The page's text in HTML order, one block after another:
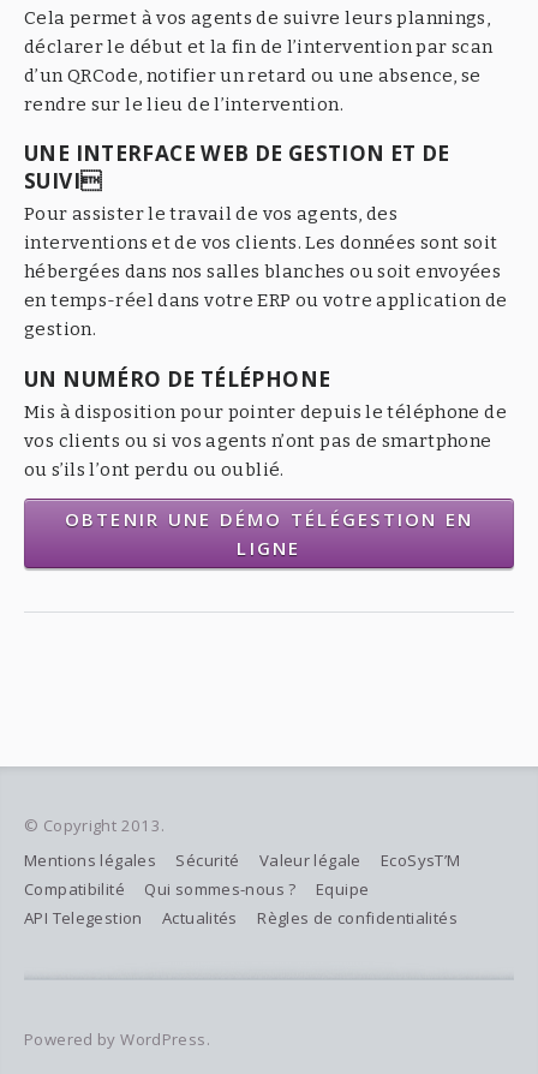
Cela permet à vos agents de suivre leurs plannings,
déclarer le début et la fin de l’intervention par scan
d’un QRCode, notifier un retard ou une absence, se
rendre sur le lieu de l’intervention.
UNE INTERFACE WEB DE GESTION ET DE
SUIVI
Pour assister le travail de vos agents, des
interventions et de vos clients. Les données sont soit
hébergées dans nos salles blanches ou soit envoyées
en temps-réel dans votre ERP ou votre application de
gestion.
UN NUMÉRO DE TÉLÉPHONE
Mis à disposition pour pointer depuis le téléphone de
vos clients ou si vos agents n’ont pas de smartphone
ou s’ils l’ont perdu ou oublié.
OBTENIR UNE DÉMO TÉLÉGESTION EN
LIGNE
© Copyright 2013.
Mentions légales
Sécurité Valeur légale
EcoSysT’M
Compatibilité
Qui sommes-nous ?
Equipe
API Telegestion
Actualités Règles de confidentialités
Powered by WordPress.